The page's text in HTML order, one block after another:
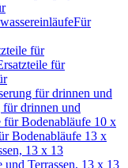
Für
für
für
für drinnen und
für drinnen und
für Bodenabläufe 10 x
Bodenabläufe 13 x
13 x 13
Terrassen, 13 x 13